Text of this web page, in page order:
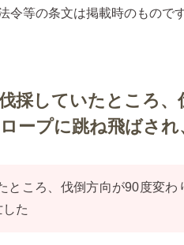
令等の条文は掲載時のものです
採していたところ、
ープに跳ね飛ばさ
ころ、伐倒方向が90度変わ
た